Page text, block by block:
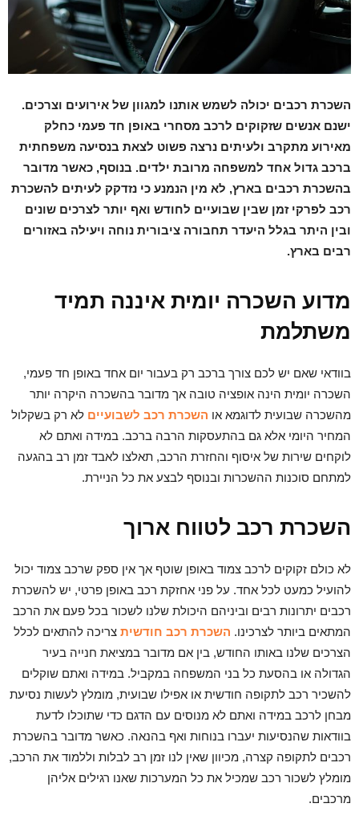
השכרת רכבים יכולה לשמש אותנו למגוון של אירועים וצרכים.
ישנם אנשים שזקוקים לרכב מסחרי באופן חד פעמי כחלק
מאירוע מתקרב ולעיתים נרצה פשוט לצאת בנסיעה משפחתית
ברכב גדול אחד למשפחה מרובת ילדים. בנוסף, כאשר מדובר
בהשכרת רכבים בארץ, לא מין הנמנע כי נזדקק לעיתים להשכרת
רכב לפרקי זמן שבין שבועיים לחודש ואף יותר לצרכים שונים
ובין היתר בגלל היעדר תחבורה ציבורית נוחה ויעילה באזורים
רבים בארץ.
מדוע השכרה יומית איננה תמיד
משתלמת
בוודאי שאם יש לכם צורך ברכב רק בעבור יום אחד באופן חד פעמי,
השכרה יומית הינה אופציה טובה אך מדובר בהשכרה היקרה יותר
מהשכרה שבועית לדוגמא או השכרת רכב לשבועיים לא רק בשקלול
המחיר היומי אלא גם בהתעסקות הרבה ברכב. במידה ואתם לא
לוקחים שירות של איסוף והחזרת הרכב, תאלצו לאבד זמן רב בהגעה
למתחם סוכנות ההשכרות ובנוסף לבצע את כל הניירת.
השכרת רכב לטווח ארוך
לא כולם זקוקים לרכב צמוד באופן שוטף אך אין ספק שרכב צמוד יכול
להועיל כמעט לכל אחד. על פני אחזקת רכב באופן פרטי, יש להשכרת
רכבים יתרונות רבים וביניהם היכולת שלנו לשכור בכל פעם את הרכב
המתאים ביותר לצרכינו. השכרת רכב חודשית צריכה להתאים לכלל
הצרכים שלנו באותו החודש, בין אם מדובר במציאת חנייה בעיר
הגדולה או בהסעת כל בני המשפחה במקביל. במידה ואתם שוקלים
להשכיר רכב לתקופה חודשית או אפילו שבועית, מומלץ לעשות נסיעת
מבחן לרכב במידה ואתם לא מנוסים עם הדגם כדי שתוכלו לדעת
בוודאות שהנסיעות יעברו בנוחות ואף בהנאה. כאשר מדובר בהשכרת
רכבים לתקופה קצרה, מכיוון שאין לנו זמן רב לבלות וללמוד את הרכב,
מומלץ לשכור רכב שמכיל את כל המערכות שאנו רגילים אליהן
מרכבים.